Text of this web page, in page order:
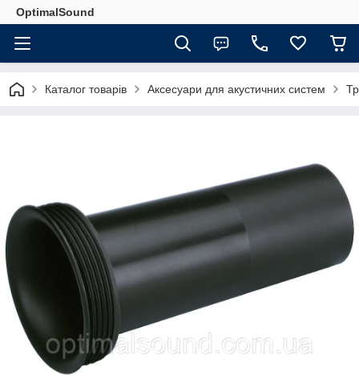
OptimalSound
Каталог товарів Аксесуари для акустичних систем